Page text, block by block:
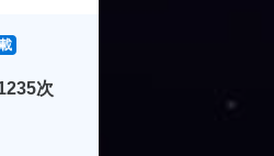
次